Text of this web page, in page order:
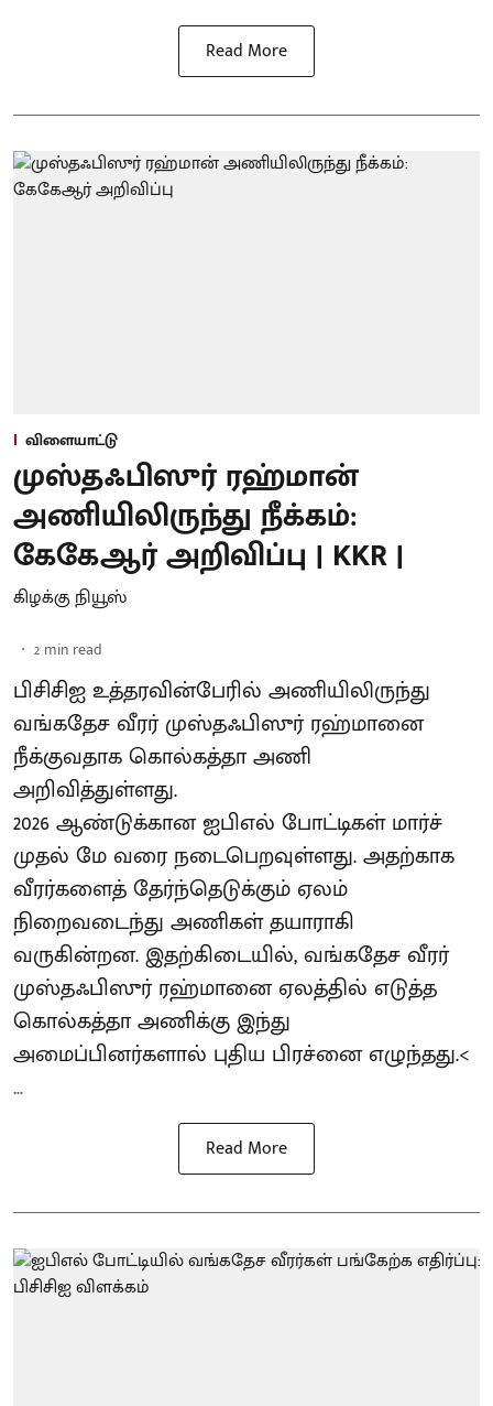
Read More
விளையாட்டு
முஸ்தஃபிஸுர் ரஹ்மான்
அணியிலிருந்து நீக்கம்:
கேகேஆர் அறிவிப்பு | KKR |
கிழக்கு நியூஸ்
2 min read
பிசிசிஐ உத்தரவின்பேரில் அணியிலிருந்து
வங்கதேச வீரர் முஸ்தஃபிஸுர் ரஹ்மானை
நீக்குவதாக கொல்கத்தா அணி
அறிவித்துள்ளது.
2026 ஆண்டுக்கான ஐபிஎல் போட்டிகள் மார்ச்
முதல் மே வரை நடைபெறவுள்ளது. அதற்காக
வீரர்களைத் தேர்ந்தெடுக்கும் ஏலம்
நிறைவடைந்து அணிகள் தயாராகி
வருகின்றன. இதற்கிடையில், வங்கதேச வீரர்
முஸ்தஃபிஸுர் ரஹ்மானை ஏலத்தில் எடுத்த
கொல்கத்தா அணிக்கு இந்து
அமைப்பினர்களால் புதிய பிரச்னை எழுந்தது.<
...
Read More